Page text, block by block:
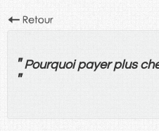
" Pourquoi payer plus
"